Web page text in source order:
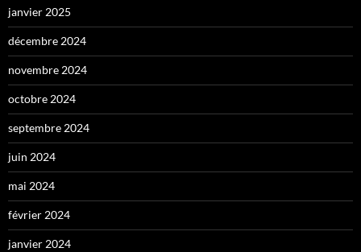
janvier 2025
décembre 2024
novembre 2024
octobre 2024
septembre 2024
juin 2024
mai 2024
février 2024
janvier 2024